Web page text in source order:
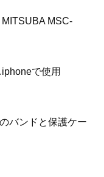
MSC-
で使用
バンドと保護ケー